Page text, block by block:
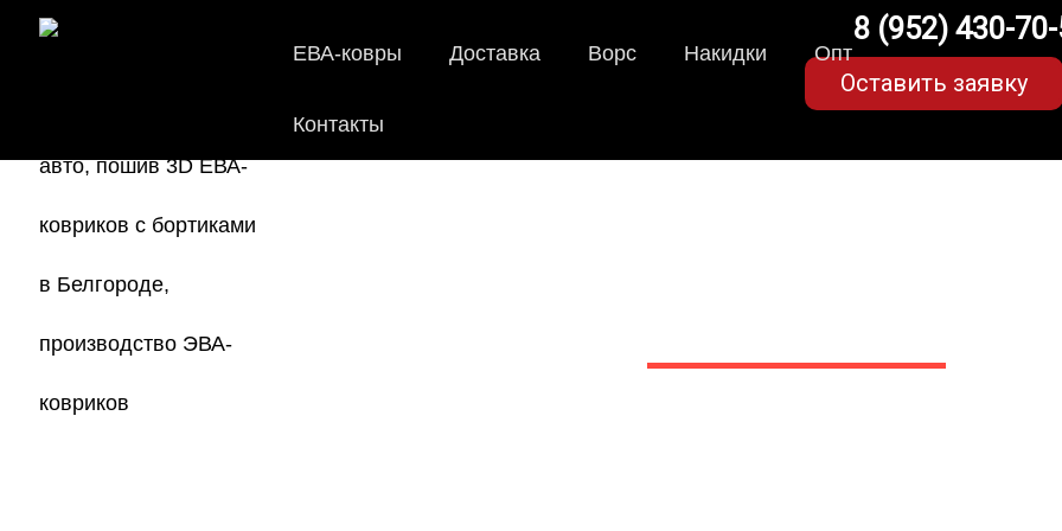
ЕВА-ковры Доставка Ворс Накидки Опт
Контакты
8 (952) 430-
Оставить заявку